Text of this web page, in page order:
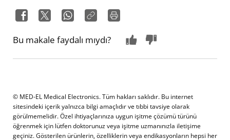
Bu makale faydalı mıydı?
© MED-EL Medical Electronics. Tüm hakları saklıdır. Bu internet
sitesindeki içerik yalnızca bilgi amaçlıdır ve tıbbi tavsiye olarak
görülmemelidir. Özel ihtiyaçlarınıza uygun işitme çözümü türünü
öğrenmek için lütfen doktorunuz veya işitme uzmanınızla iletişime
geçiniz. Gösterilen ürünlerin, özelliklerin veya endikasyonların hepsi her